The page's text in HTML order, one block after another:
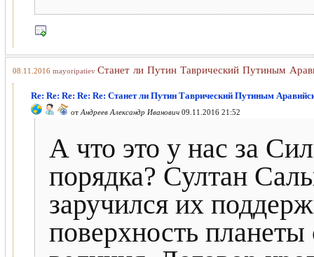
08.11.2016 mayoripatiev Станет ли Путин Таврический Путиным
Re: Re: Re: Re: Re: Станет ли Путин Таврический Путиным
от Андреев Александр Иванович 09.11.2016 21:52
А что это у нас за
порядка? Султан
заручился их
поверхность планеты